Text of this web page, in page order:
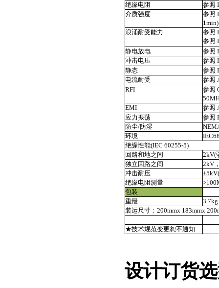
绝缘电阻
参照
介质强度
参照
1min)
浪涌耐受能力
参照
参照
静电放电
参照
冲击电压
参照
静态
参照
电流耐受
参照
RFI
参照
EMI
参照
应力振荡
参照
防尘/防湿
环境
绝缘性能(IEC 60255-5)
回路和地之间
2kV(
独立回路之间
2kV
冲击耐压
绝缘电阻測量
包装
重最
3.7kg
装运尺寸：200mmx 183mmx
★技术规范变更恕不通知
设计订货